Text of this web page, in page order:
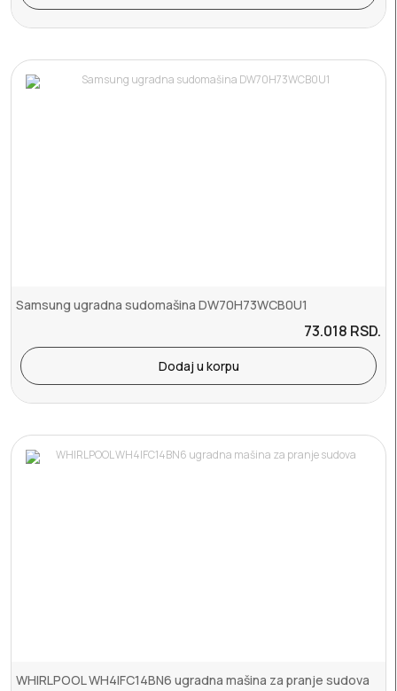
Samsung ugradna sudomašina DW70H73WCB0U1
73.018 RSD.
Dodaj u korpu
WHIRLPOOL WH4IFC14BN6 ugradna mašina za pranje sudova